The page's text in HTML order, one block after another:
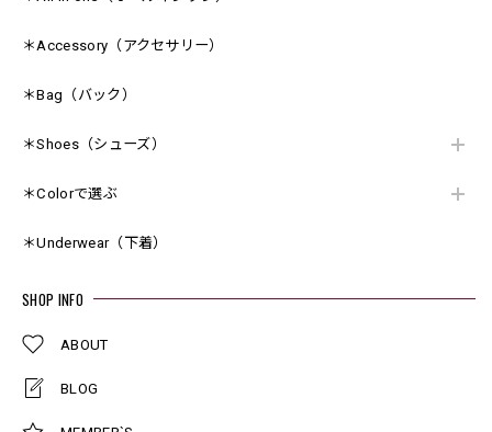
＊Accessory（アクセサリー）
＊Bag（バック）
＊Shoes（シューズ）
＊Colorで選ぶ
＊Underwear（下着）
SHOP INFO
ABOUT
BLOG